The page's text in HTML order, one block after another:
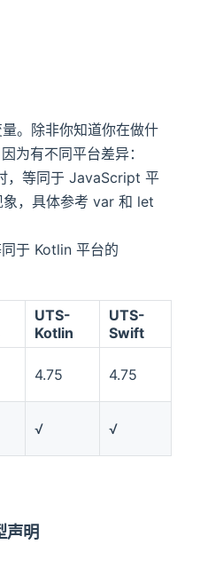
。除非你知道你在做什
为有不同平台差异：
，等同于 JavaScript 平
，具体参考 var 和 let
于 Kotlin 平台的
UTS-
Kotlin
UTS-
Swift
4.75 4.75
√ √
声明